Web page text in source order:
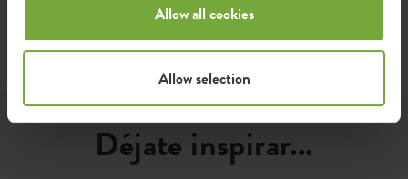
Allow all cookies
Allow selection
Déjate inspirar...